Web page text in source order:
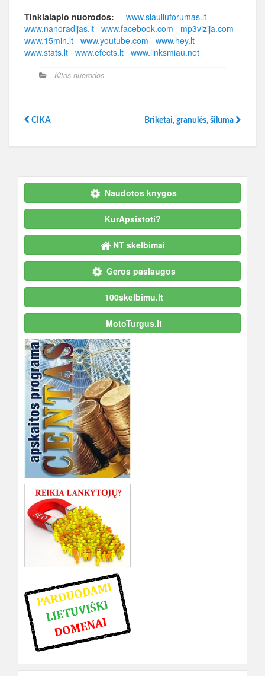
Tinklalapio nuorodos:
www.siauliuforumas.lt
www.nanoradijas.lt www.facebook.com
mp3vizija.com
www.15min.lt www.youtube.com
www.hey.lt
www.stats.lt www.efects.lt www.linksmiau.net
Kitos nuorodos
CIKA Briketai, granulės, šiluma
Naudotos knygos
KurApsistoti?
NT skelbimai
Geros paslaugos
100skelbimu.lt
MotoTurgus.lt